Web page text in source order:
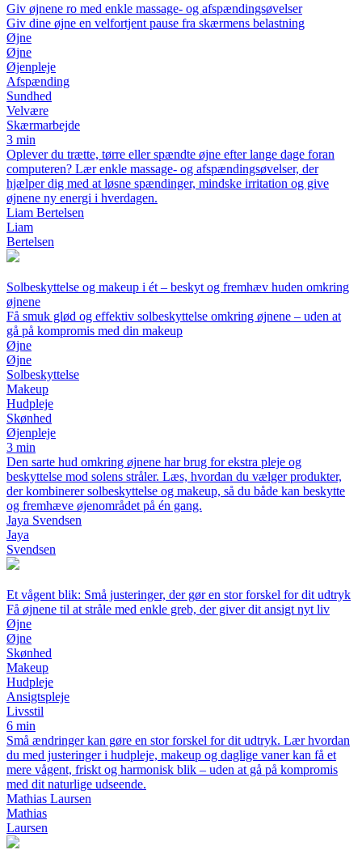
Giv øjnene ro med enkle massage- og afspændingsøvelser
Giv dine øjne en velfortjent pause fra skærmens belastning
Øjne
Øjne
Øjenpleje
Afspænding
Sundhed
Velvære
Skærmarbejde
3 min
Oplever du trætte, tørre eller spændte øjne efter lange dage foran
computeren? Lær enkle massage- og afspændingsøvelser, der
hjælper dig med at løsne spændinger, mindske irritation og give
øjnene ny energi i hverdagen.
Liam Bertelsen
Liam
Bertelsen
Solbeskyttelse og makeup i ét – beskyt og fremhæv huden omkring
øjnene
Få smuk glød og effektiv solbeskyttelse omkring øjnene – uden at
gå på kompromis med din makeup
Øjne
Øjne
Solbeskyttelse
Makeup
Hudpleje
Skønhed
Øjenpleje
3 min
Den sarte hud omkring øjnene har brug for ekstra pleje og
beskyttelse mod solens stråler. Læs, hvordan du vælger produkter,
der kombinerer solbeskyttelse og makeup, så du både kan beskytte
og fremhæve øjenområdet på én gang.
Jaya Svendsen
Jaya
Svendsen
Et vågent blik: Små justeringer, der gør en stor forskel for dit udtryk
Få øjnene til at stråle med enkle greb, der giver dit ansigt nyt liv
Øjne
Øjne
Skønhed
Makeup
Hudpleje
Ansigtspleje
Livsstil
6 min
Små ændringer kan gøre en stor forskel for dit udtryk. Lær hvordan
du med justeringer i hudpleje, makeup og daglige vaner kan få et
mere vågent, friskt og harmonisk blik – uden at gå på kompromis
med dit naturlige udseende.
Mathias Laursen
Mathias
Laursen